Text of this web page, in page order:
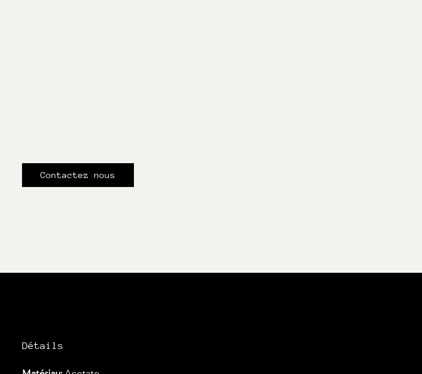
Contactez nous
Détails